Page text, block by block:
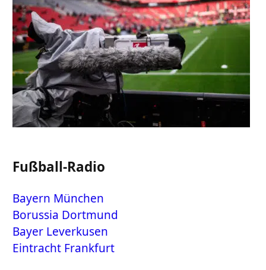
Fußball-Radio
Bayern München
Borussia Dortmund
Bayer Leverkusen
Eintracht Frankfurt